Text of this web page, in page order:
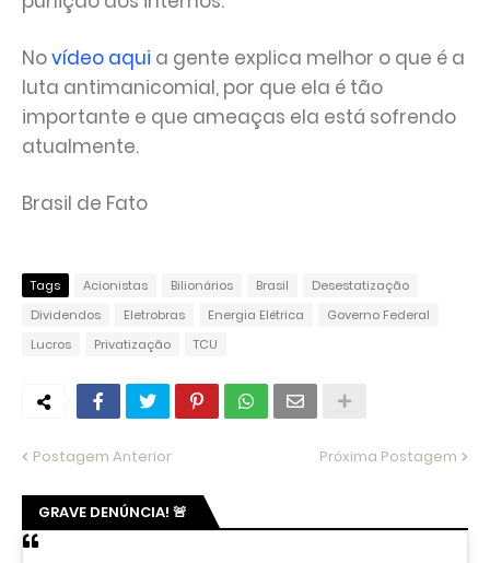
Novídeo aqui a gente explica melhor o que é a
luta antimanicomial, por que ela é tão
importante e que ameaças ela está sofrendo
atualmente.
Brasil de Fato
Tags Acionistas Bilionários Brasil
Desestatização
Dividendos
Eletrobras Energia Elétrica
Governo Federal
Lucros
Privatização TCU
Postagem Anterior Próxima Postagem
GRAVE DENÚNCIA! 🚨